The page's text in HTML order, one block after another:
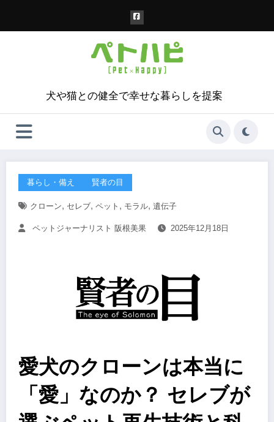
犬や猫との健全で幸せな暮らしを提案
暮らし・備え 賢者の目
クローン, セレブ, ペット , モラル, 遺伝子
ペットジャーナリスト 阪根美果 2025年12月18日
愛犬のクローンは本当に
「愛」なのか？ セレブが